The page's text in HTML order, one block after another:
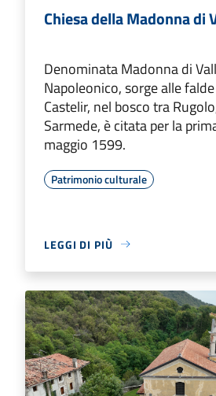
Chiesa della Madonna di
Denominata Madonna di
Napoleonico, sorge alle
Castelir, nel bosco tra
Sarmede, è citata per la
maggio 1599.
Patrimonio culturale
LEGGI DI PIÙ